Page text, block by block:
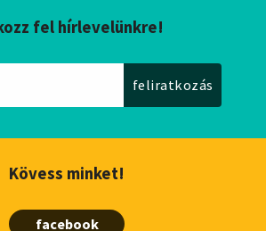
fel hírlevelünkre!
Kövess minket!
facebook